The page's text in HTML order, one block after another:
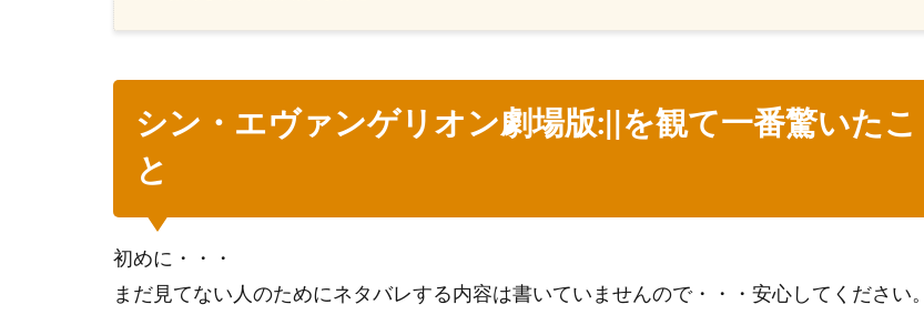
シン・エヴァンゲリオン劇場版:||を観て一番驚いたこ
と
初めに・・・
まだ見てない人のためにネタバレする内容は書いていませんので・・・安心してください。